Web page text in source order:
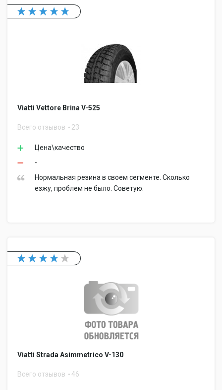
Viatti Vettore Brina V-525
Всего отзывов 23
Цена\качество
-
Нормальная резина в своем сегменте. Сколько
езжу, проблем не было. Советую.
Viatti Strada Asimmetrico V-130
Всего отзывов 46